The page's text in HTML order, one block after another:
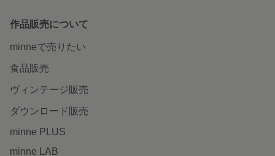
作品販売について
minneで売りたい
食品販売
ヴィンテージ販売
ダウンロード販売
minne PLUS
minne LAB